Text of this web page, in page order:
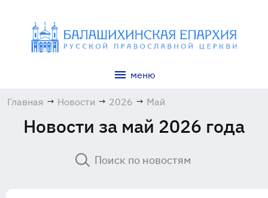
меню
Главная → Новости → 2026 → Май
Новости за май 2026 года